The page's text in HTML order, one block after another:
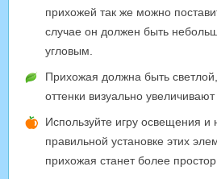
прихожей так же можно
случае он должен быть
угловым.
Прихожая должна быть
оттенки визуально
Используйте игру освещения и
правильной установке этих
прихожая станет более